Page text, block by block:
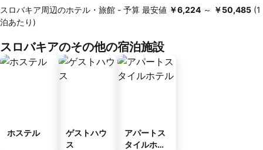
スロバキア周辺のホテル・旅館 - 予算 最安値 ‎￥6,224 ～ ‎￥50,485 (1
泊あたり)
スロバキアのその他の宿泊施設
ホステル
ゲストハウ
ス
アパートス
タイルホテ